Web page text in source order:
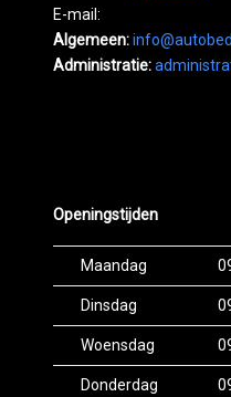
E-mail:
Algemeen:
Administratie:
Openingstijden
Maandag
Dinsdag
Woensdag
Donderdag